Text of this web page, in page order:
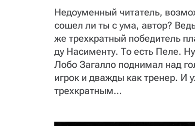
Недоуменный читатель,
сошел ли ты с ума, автор?
же трехкратный победитель
ду Насименту. То есть Пеле.
Лобо Загалло поднимал над
игрок и дважды как тренер. И
трехкратным…